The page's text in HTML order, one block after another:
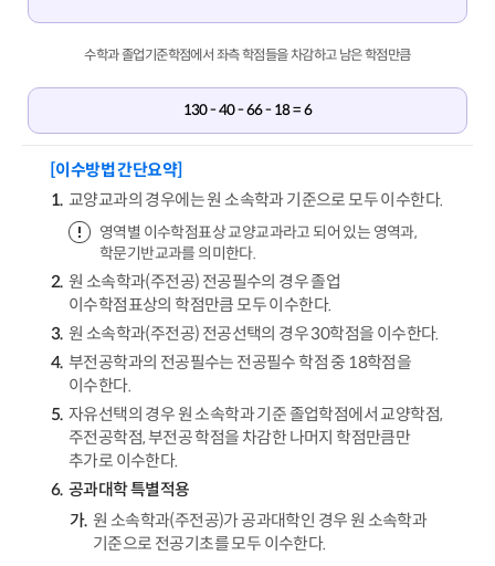
수학과 졸업기준학점에서 좌측 학점들을 차감하고 남은 학점만큼
130 - 40 - 66 - 18 = 6
[이수방법 간단요약]
교양교과의 경우에는 원 소속학과 기준으로 모두 이수한다.
영역별 이수학점표상 교양교과라고 되어 있는 영역과,
학문기반교과를 의미한다.
원 소속학과(주전공) 전공필수의 경우 졸업
이수학점표상의 학점만큼 모두 이수한다.
원 소속학과(주전공) 전공선택의 경우 30학점을 이수한다.
부전공학과의 전공필수는 전공필수 학점 중 18학점을
이수한다.
자유선택의 경우 원 소속학과 기준 졸업학점에서 교양학점,
주전공학점, 부전공 학점을 차감한 나머지 학점만큼만
추가로 이수한다.
공과대학 특별적용
원 소속학과(주전공)가 공과대학인 경우 원 소속학과
기준으로 전공기초를 모두 이수한다.